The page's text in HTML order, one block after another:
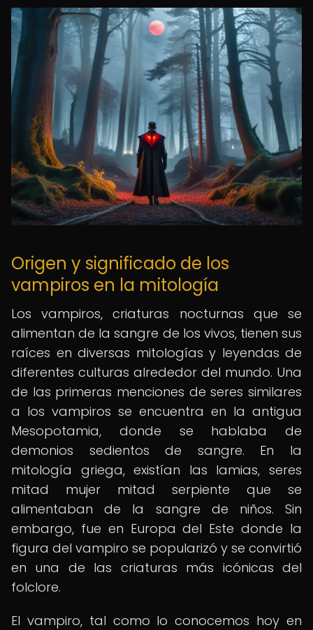
Origen y significado de los
vampiros en la mitología
Los vampiros, criaturas nocturnas que se
alimentan de la sangre de los vivos, tienen sus
raíces en diversas mitologías y leyendas de
diferentes culturas alrededor del mundo. Una
de las primeras menciones de seres similares
a los vampiros se encuentra en la antigua
Mesopotamia, donde se hablaba de
demonios sedientos de sangre. En la
mitología griega, existían las lamias, seres
mitad mujer mitad serpiente que se
alimentaban de la sangre de niños. Sin
embargo, fue en Europa del Este donde la
figura del vampiro se popularizó y se convirtió
en una de las criaturas más icónicas del
folclore.
El vampiro, tal como lo conocemos hoy en